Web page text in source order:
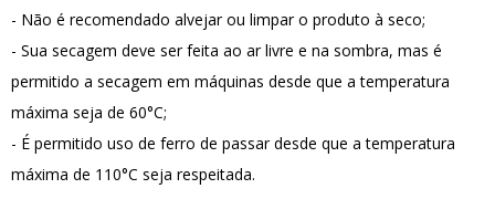
- Não é recomendado alvejar ou limpar o produto à seco;
- Sua secagem deve ser feita ao ar livre e na sombra, mas é
permitido a secagem em máquinas desde que a temperatura
máxima seja de 60°C;
- É permitido uso de ferro de passar desde que a temperatura
máxima de 110°C seja respeitada.